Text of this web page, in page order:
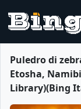
Puledro di
Etosha,
Library)(Bing